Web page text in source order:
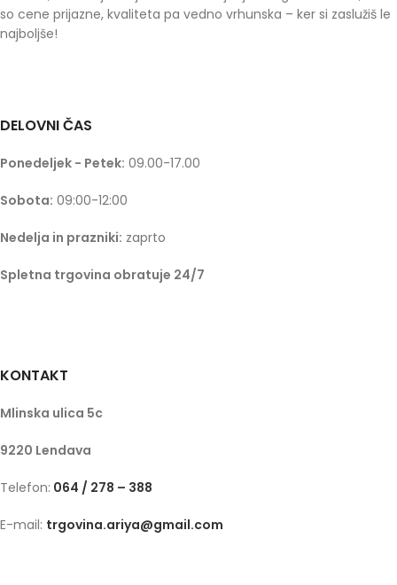
so cene prijazne, kvaliteta pa vedno vrhunska – ker si zaslužiš le
najboljše!
DELOVNI ČAS
Ponedeljek - Petek: 09.00-17.00
Sobota: 09:00-12:00
Nedelja in prazniki: zaprto
Spletna trgovina obratuje 24/7
KONTAKT
Mlinska ulica 5c
9220 Lendava
Telefon: 064 / 278 – 388
E-mail: trgovina.ariya@gmail.com